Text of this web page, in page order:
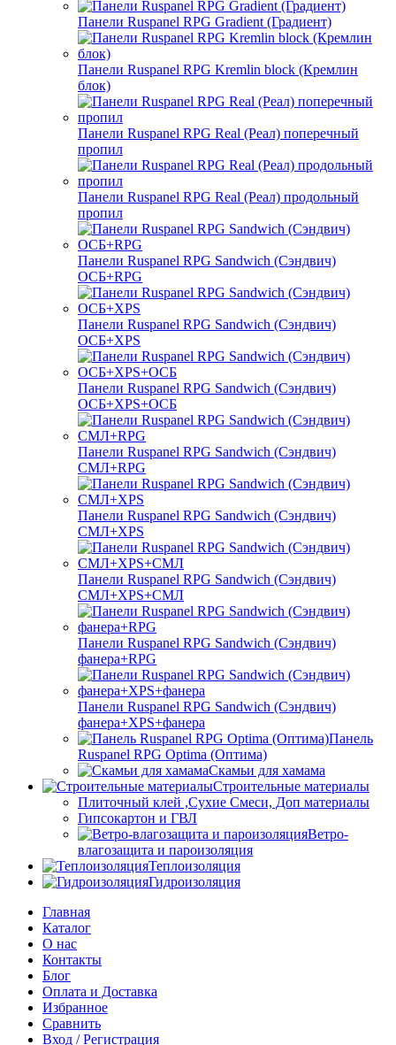
Панели Ruspanel RPG Gradient (Градиент)
Панели Ruspanel RPG Kremlin block (Кремлин
блок)
Панели Ruspanel RPG Real (Реал) поперечный
пропил
Панели Ruspanel RPG Real (Реал) продольный
пропил
Панели Ruspanel RPG Sandwich (Сэндвич)
ОСБ+RPG
Панели Ruspanel RPG Sandwich (Сэндвич)
ОСБ+XPS
Панели Ruspanel RPG Sandwich (Сэндвич)
ОСБ+XPS+ОСБ
Панели Ruspanel RPG Sandwich (Сэндвич)
СМЛ+RPG
Панели Ruspanel RPG Sandwich (Сэндвич)
СМЛ+XPS
Панели Ruspanel RPG Sandwich (Сэндвич)
СМЛ+XPS+СМЛ
Панели Ruspanel RPG Sandwich (Сэндвич)
фанера+RPG
Панели Ruspanel RPG Sandwich (Сэндвич)
фанера+XPS+фанера
Панель
Ruspanel RPG Optima (Оптима)
Скамьи для хамама
Строительные материалы
Плиточный клей ,Сухие Смеси, Доп материалы
Гипсокартон и ГВЛ
Ветро-
влагозащита и пароизоляция
Теплоизоляция
Гидроизоляция
Главная
Каталог
О нас
Контакты
Блог
Оплата и Доставка
Избранное
Сравнить
Вход / Регистрация